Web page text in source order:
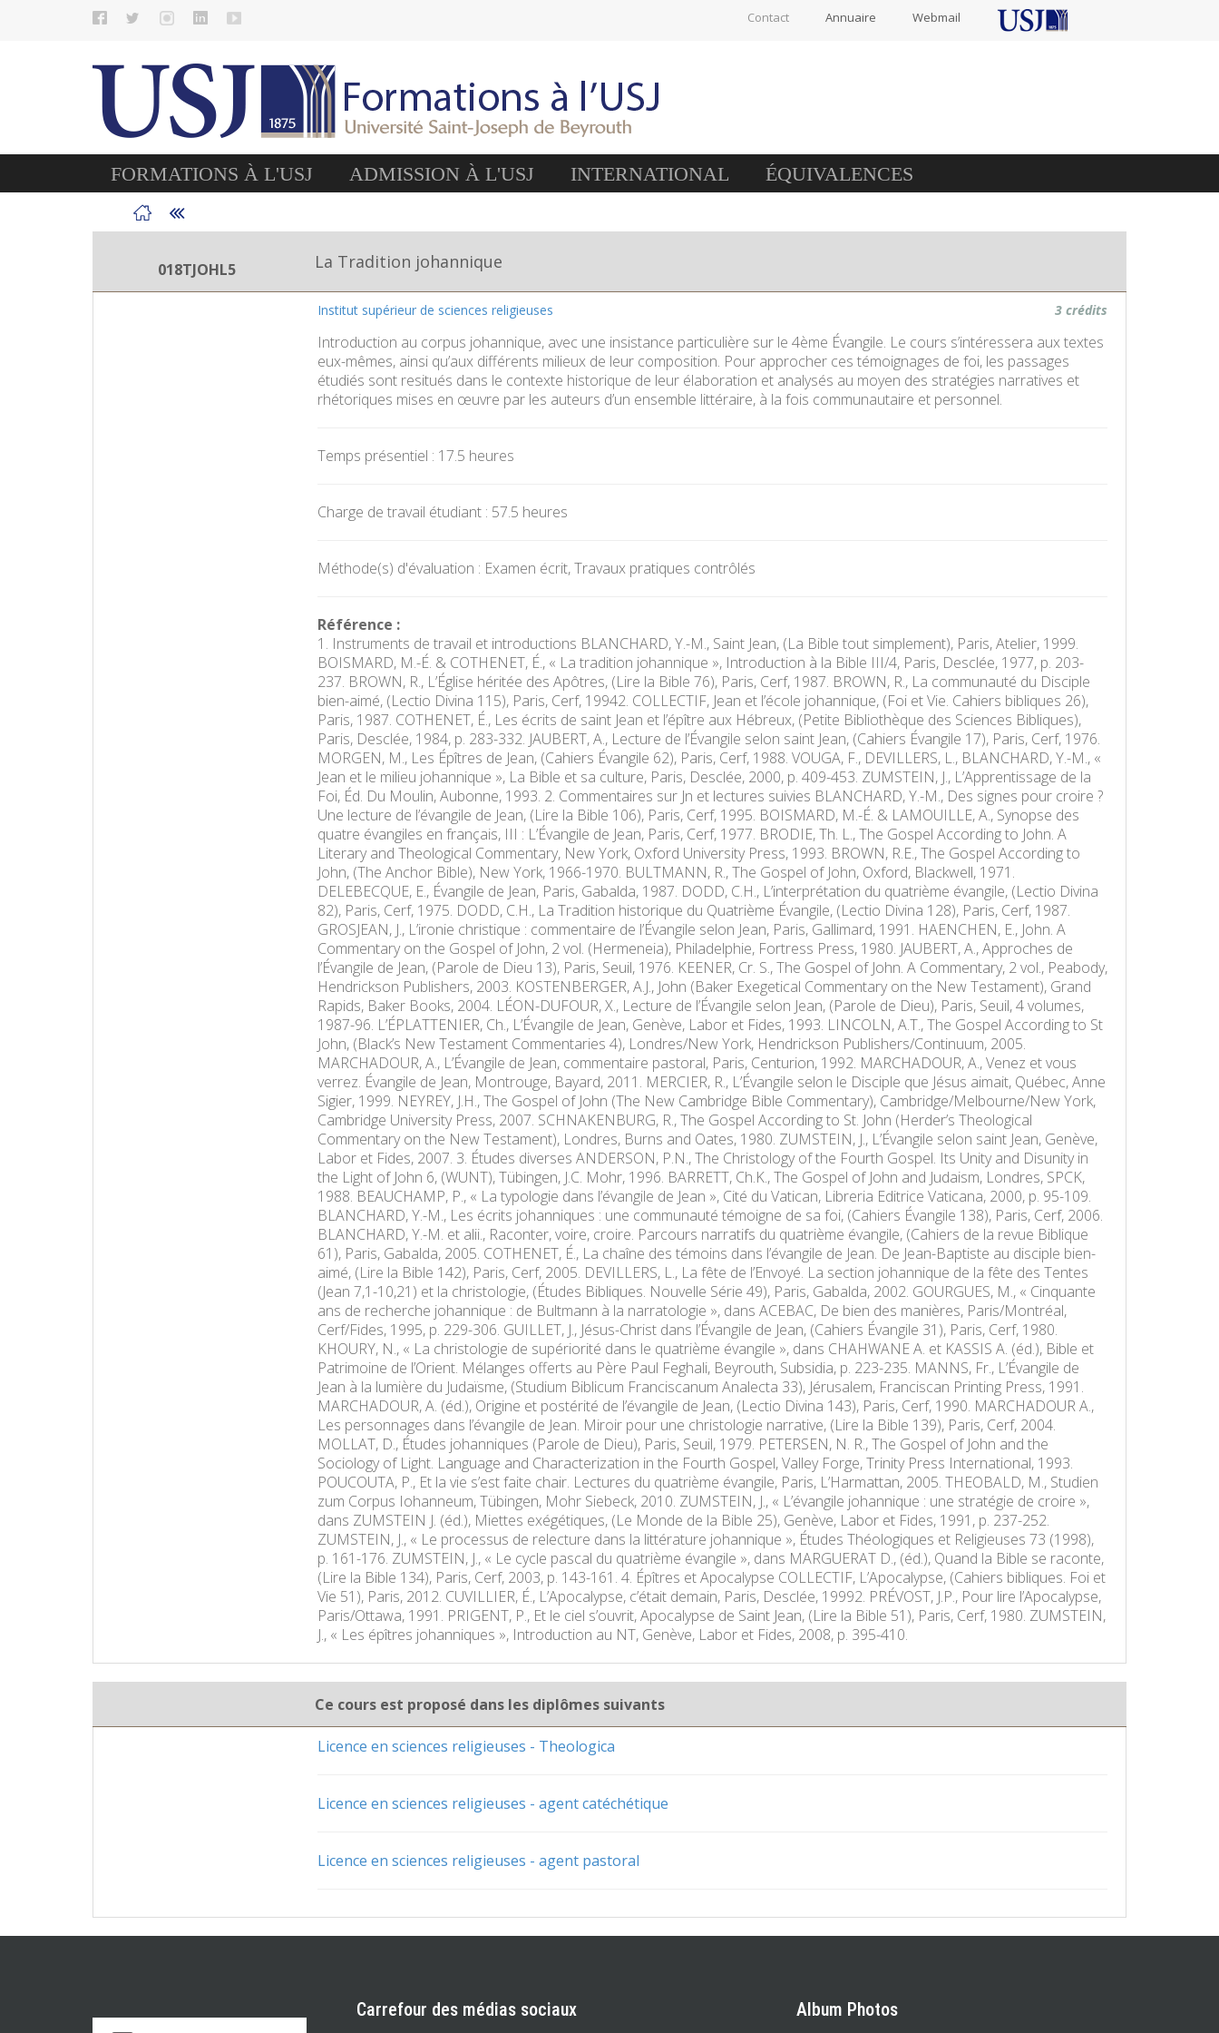
Contact Annuaire Webmail
FORMATIONS À L'USJ ADMISSION À L'USJ INTERNATIONAL ÉQUIVALENCES
018TJOHL5 La Tradition johannique
Institut supérieur de sciences religieuses 3 crédits
Introduction au corpus johannique, avec une insistance particulière sur le 4ème Évangile. Le cours s’intéressera aux textes
eux-mêmes, ainsi qu’aux différents milieux de leur composition. Pour approcher ces témoignages de foi, les passages
étudiés sont resitués dans le contexte historique de leur élaboration et analysés au moyen des stratégies narratives et
rhétoriques mises en œuvre par les auteurs d’un ensemble littéraire, à la fois communautaire et personnel.
Temps présentiel : 17.5 heures
Charge de travail étudiant : 57.5 heures
Méthode(s) d'évaluation : Examen écrit, Travaux pratiques contrôlés
Référence :
1. Instruments de travail et introductions BLANCHARD, Y.-M., Saint Jean, (La Bible tout simplement), Paris, Atelier, 1999.
BOISMARD, M.-É. & COTHENET, É., « La tradition johannique », Introduction à la Bible III/4, Paris, Desclée, 1977, p. 203-
237. BROWN, R., L’Église héritée des Apôtres, (Lire la Bible 76), Paris, Cerf, 1987. BROWN, R., La communauté du Disciple
bien-aimé, (Lectio Divina 115), Paris, Cerf, 19942. COLLECTIF, Jean et l’école johannique, (Foi et Vie. Cahiers bibliques 26),
Paris, 1987. COTHENET, É., Les écrits de saint Jean et l’épître aux Hébreux, (Petite Bibliothèque des Sciences Bibliques),
Paris, Desclée, 1984, p. 283-332. JAUBERT, A., Lecture de l’Évangile selon saint Jean, (Cahiers Évangile 17), Paris, Cerf, 1976.
MORGEN, M., Les Épîtres de Jean, (Cahiers Évangile 62), Paris, Cerf, 1988. VOUGA, F., DEVILLERS, L., BLANCHARD, Y.-M., «
Jean et le milieu johannique », La Bible et sa culture, Paris, Desclée, 2000, p. 409-453. ZUMSTEIN, J., L’Apprentissage de la
Foi, Éd. Du Moulin, Aubonne, 1993. 2. Commentaires sur Jn et lectures suivies BLANCHARD, Y.-M., Des signes pour croire ?
Une lecture de l’évangile de Jean, (Lire la Bible 106), Paris, Cerf, 1995. BOISMARD, M.-É. & LAMOUILLE, A., Synopse des
quatre évangiles en français, III : L’Évangile de Jean, Paris, Cerf, 1977. BRODIE, Th. L., The Gospel According to John. A
Literary and Theological Commentary, New York, Oxford University Press, 1993. BROWN, R.E., The Gospel According to
John, (The Anchor Bible), New York, 1966-1970. BULTMANN, R., The Gospel of John, Oxford, Blackwell, 1971.
DELEBECQUE, E., Évangile de Jean, Paris, Gabalda, 1987. DODD, C.H., L’interprétation du quatrième évangile, (Lectio Divina
82), Paris, Cerf, 1975. DODD, C.H., La Tradition historique du Quatrième Évangile, (Lectio Divina 128), Paris, Cerf, 1987.
GROSJEAN, J., L’ironie christique : commentaire de l’Évangile selon Jean, Paris, Gallimard, 1991. HAENCHEN, E., John. A
Commentary on the Gospel of John, 2 vol. (Hermeneia), Philadelphie, Fortress Press, 1980. JAUBERT, A., Approches de
l’Évangile de Jean, (Parole de Dieu 13), Paris, Seuil, 1976. KEENER, Cr. S., The Gospel of John. A Commentary, 2 vol., Peabody,
Hendrickson Publishers, 2003. KOSTENBERGER, A.J., John (Baker Exegetical Commentary on the New Testament), Grand
Rapids, Baker Books, 2004. LÉON-DUFOUR, X., Lecture de l’Évangile selon Jean, (Parole de Dieu), Paris, Seuil, 4 volumes,
1987-96. L’ÉPLATTENIER, Ch., L’Évangile de Jean, Genève, Labor et Fides, 1993. LINCOLN, A.T., The Gospel According to St
John, (Black’s New Testament Commentaries 4), Londres/New York, Hendrickson Publishers/Continuum, 2005.
MARCHADOUR, A., L’Évangile de Jean, commentaire pastoral, Paris, Centurion, 1992. MARCHADOUR, A., Venez et vous
verrez. Évangile de Jean, Montrouge, Bayard, 2011. MERCIER, R., L’Évangile selon le Disciple que Jésus aimait, Québec, Anne
Sigier, 1999. NEYREY, J.H., The Gospel of John (The New Cambridge Bible Commentary), Cambridge/Melbourne/New York,
Cambridge University Press, 2007. SCHNAKENBURG, R., The Gospel According to St. John (Herder’s Theological
Commentary on the New Testament), Londres, Burns and Oates, 1980. ZUMSTEIN, J., L’Évangile selon saint Jean, Genève,
Labor et Fides, 2007. 3. Études diverses ANDERSON, P.N., The Christology of the Fourth Gospel. Its Unity and Disunity in
the Light of John 6, (WUNT), Tübingen, J.C. Mohr, 1996. BARRETT, Ch.K., The Gospel of John and Judaism, Londres, SPCK,
1988. BEAUCHAMP, P., « La typologie dans l’évangile de Jean », Cité du Vatican, Libreria Editrice Vaticana, 2000, p. 95-109.
BLANCHARD, Y.-M., Les écrits johanniques : une communauté témoigne de sa foi, (Cahiers Évangile 138), Paris, Cerf, 2006.
BLANCHARD, Y.-M. et alii., Raconter, voire, croire. Parcours narratifs du quatrième évangile, (Cahiers de la revue Biblique
61), Paris, Gabalda, 2005. COTHENET, É., La chaîne des témoins dans l’évangile de Jean. De Jean-Baptiste au disciple bien-
aimé, (Lire la Bible 142), Paris, Cerf, 2005. DEVILLERS, L., La fête de l’Envoyé. La section johannique de la fête des Tentes
(Jean 7,1-10,21) et la christologie, (Études Bibliques. Nouvelle Série 49), Paris, Gabalda, 2002. GOURGUES, M., « Cinquante
ans de recherche johannique : de Bultmann à la narratologie », dans ACEBAC, De bien des manières, Paris/Montréal,
Cerf/Fides, 1995, p. 229-306. GUILLET, J., Jésus-Christ dans l’Évangile de Jean, (Cahiers Évangile 31), Paris, Cerf, 1980.
KHOURY, N., « La christologie de supériorité dans le quatrième évangile », dans CHAHWANE A. et KASSIS A. (éd.), Bible et
Patrimoine de l’Orient. Mélanges offerts au Père Paul Feghali, Beyrouth, Subsidia, p. 223-235. MANNS, Fr., L’Évangile de
Jean à la lumière du Judaïsme, (Studium Biblicum Franciscanum Analecta 33), Jérusalem, Franciscan Printing Press, 1991.
MARCHADOUR, A. (éd.), Origine et postérité de l’évangile de Jean, (Lectio Divina 143), Paris, Cerf, 1990. MARCHADOUR A.,
Les personnages dans l’évangile de Jean. Miroir pour une christologie narrative, (Lire la Bible 139), Paris, Cerf, 2004.
MOLLAT, D., Études johanniques (Parole de Dieu), Paris, Seuil, 1979. PETERSEN, N. R., The Gospel of John and the
Sociology of Light. Language and Characterization in the Fourth Gospel, Valley Forge, Trinity Press International, 1993.
POUCOUTA, P., Et la vie s’est faite chair. Lectures du quatrième évangile, Paris, L’Harmattan, 2005. THEOBALD, M., Studien
zum Corpus Iohanneum, Tübingen, Mohr Siebeck, 2010. ZUMSTEIN, J., « L’évangile johannique : une stratégie de croire »,
dans ZUMSTEIN J. (éd.), Miettes exégétiques, (Le Monde de la Bible 25), Genève, Labor et Fides, 1991, p. 237-252.
ZUMSTEIN, J., « Le processus de relecture dans la littérature johannique », Études Théologiques et Religieuses 73 (1998),
p. 161-176. ZUMSTEIN, J., « Le cycle pascal du quatrième évangile », dans MARGUERAT D., (éd.), Quand la Bible se raconte,
(Lire la Bible 134), Paris, Cerf, 2003, p. 143-161. 4. Épîtres et Apocalypse COLLECTIF, L’Apocalypse, (Cahiers bibliques. Foi et
Vie 51), Paris, 2012. CUVILLIER, É., L’Apocalypse, c’était demain, Paris, Desclée, 19992. PRÉVOST, J.P., Pour lire l’Apocalypse,
Paris/Ottawa, 1991. PRIGENT, P., Et le ciel s’ouvrit, Apocalypse de Saint Jean, (Lire la Bible 51), Paris, Cerf, 1980. ZUMSTEIN,
J., « Les épîtres johanniques », Introduction au NT, Genève, Labor et Fides, 2008, p. 395-410.
Ce cours est proposé dans les diplômes suivants
Licence en sciences religieuses - Theologica
Licence en sciences religieuses - agent catéchétique
Licence en sciences religieuses - agent pastoral
Carrefour des médias sociaux Album Photos